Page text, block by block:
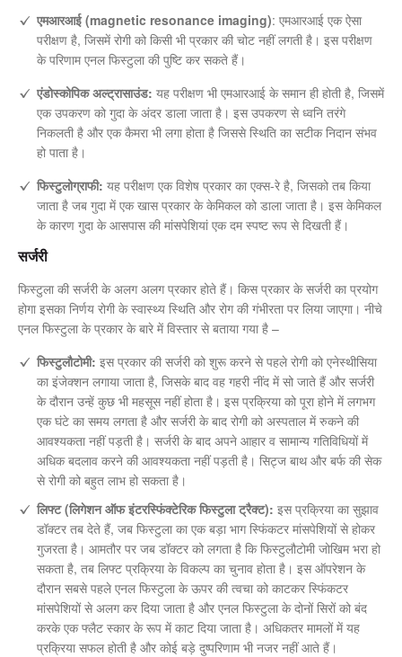
एमआरआई (magnetic resonance imaging): एमआरआई एक ऐसा
परीक्षण है, जिसमें रोगी को किसी भी प्रकार की चोट नहीं लगती है। इस परीक्षण
के परिणाम एनल फिस्टुला की पुष्टि कर सकते हैं।
एंडोस्कोपिक अल्ट्रासाउंड: यह परीक्षण भी एमआरआई के समान ही होती है, जिसमें
एक उपकरण को गुदा के अंदर डाला जाता है। इस उपकरण से ध्वनि तरंगे
निकलती है और एक कैमरा भी लगा होता है जिससे स्थिति का सटीक निदान संभव
हो पाता है।
फिस्टुलोग्राफी: यह परीक्षण एक विशेष प्रकार का एक्स-रे है, जिसको तब किया
जाता है जब गुदा में एक खास प्रकार के केमिकल को डाला जाता है। इस केमिकल
के कारण गुदा के आसपास की मांसपेशियां एक दम स्पष्ट रूप से दिखती हैं।
सर्जरी
फिस्टुला की सर्जरी के अलग अलग प्रकार होते हैं। किस प्रकार के सर्जरी का प्रयोग
होगा इसका निर्णय रोगी के स्वास्थ्य स्थिति और रोग की गंभीरता पर लिया जाएगा। नीचे
एनल फिस्टुला के प्रकार के बारे में विस्तार से बताया गया है –
फिस्टुलौटोमी: इस प्रकार की सर्जरी को शुरू करने से पहले रोगी को एनेस्थीसिया
का इंजेक्शन लगाया जाता है, जिसके बाद वह गहरी नींद में सो जाते हैं और सर्जरी
के दौरान उन्हें कुछ भी महसूस नहीं होता है। इस प्रक्रिया को पूरा होने में लगभग
एक घंटे का समय लगता है और सर्जरी के बाद रोगी को अस्पताल में रुकने की
आवश्यकता नहीं पड़ती है। सर्जरी के बाद अपने आहार व सामान्य गतिविधियों में
अधिक बदलाव करने की आवश्यकता नहीं पड़ती है। सिट्ज बाथ और बर्फ की सेक
से रोगी को बहुत लाभ हो सकता है।
लिफ्ट (लिगेशन ऑफ इंटरस्फिंक्टेरिक फिस्टुला ट्रैक्ट): इस प्रक्रिया का सुझाव
डॉक्टर तब देते हैं, जब फिस्टुला का एक बड़ा भाग स्फिंकटर मांसपेशियों से होकर
गुजरता है। आमतौर पर जब डॉक्टर को लगता है कि फिस्टुलौटोमी जोखिम भरा हो
सकता है, तब लिफ्ट प्रक्रिया के विकल्प का चुनाव होता है। इस ऑपरेशन के
दौरान सबसे पहले एनल फिस्टुला के ऊपर की त्वचा को काटकर स्फिंकटर
मांसपेशियों से अलग कर दिया जाता है और एनल फिस्टुला के दोनों सिरों को बंद
करके एक फ्लैट स्कार के रूप में काट दिया जाता है। अधिकतर मामलों में यह
प्रक्रिया सफल होती है और कोई बड़े दुष्परिणाम भी नजर नहीं आते हैं।